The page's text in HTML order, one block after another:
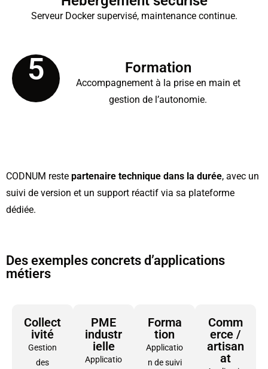
Serveur Docker supervisé, maintenance continue.
5 Formation
Accompagnement à la prise en main et
gestion de l’autonomie.
CODNUM reste partenaire technique dans la durée, avec un
suivi de version et un support réactif via sa plateforme
dédiée.
Des exemples concrets d’applications
métiers
Collect
ivité
Gestion
des
PME
industr
ielle
Applicatio
Forma
tion
Applicatio
n de suivi
Comm
erce /
artisan
at